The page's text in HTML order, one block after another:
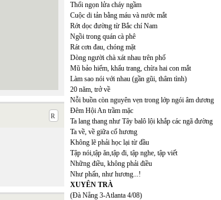
Thổi ngọn lửa cháy ngầm
Cuộc di tản bằng máu và nước mắt
Rớt dọc đường từ Bắc chí Nam
Ngồi trong quán cà phê
Rát cơn đau, chóng mặt
Dòng người chà xát nhau trên phố
Mũ bảo hiểm, khẩu trang, chừa hai con mắt
Làm sao nói với nhau (gần gũi, thâm tình)
20 năm, trở về
Nỗi buồn còn nguyên vẹn trong lớp ngói âm dương
Đêm Hội An trầm mặc
Ta lang thang như Tây balô lội khắp các ngã đường
Ta về, về giữa cố hương
Không lẽ phải học lại từ đầu
Tập nói,tập ăn,tập đi, tập nghe, tập viết
Những điều, không phải điều
Như phấn, như hương...!
XUYÊN TRÀ
(Đà Nẵng 3-Atlanta 4/08)